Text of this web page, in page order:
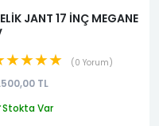
JANT 17 İNÇ MEGANE
0 Yorum
TL
Stokta Var